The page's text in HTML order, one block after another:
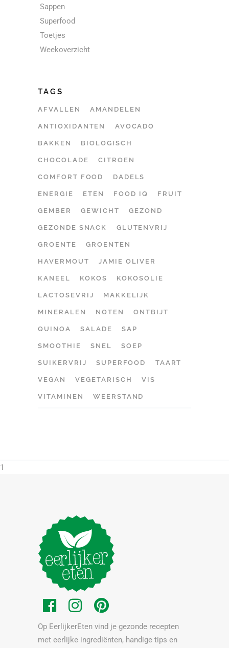
Sappen
Superfood
Toetjes
Weekoverzicht
TAGS
AFVALLEN AMANDELEN
ANTIOXIDANTEN AVOCADO
BAKKEN BIOLOGISCH
CHOCOLADE CITROEN
COMFORT FOOD DADELS
ENERGIE ETEN FOOD IQ FRUIT
GEMBER GEWICHT GEZOND
GEZONDE SNACK GLUTENVRIJ
GROENTE GROENTEN
HAVERMOUT JAMIE OLIVER
KANEEL KOKOS KOKOSOLIE
LACTOSEVRIJ MAKKELIJK
MINERALEN NOTEN ONTBIJT
QUINOA SALADE SAP
SMOOTHIE SNEL SOEP
SUIKERVRIJ SUPERFOOD TAART
VEGAN VEGETARISCH VIS
VITAMINEN WEERSTAND
1
Op EerlijkerEten vind je gezonde recepten
met eerlijke ingrediënten, handige tips en